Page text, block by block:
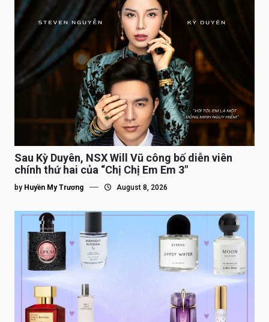
Sau Kỳ Duyên, NSX Will Vũ công bố diễn viên
chính thứ hai của “Chị Chị Em Em 3″
by Huyền My Trương August 8, 2026